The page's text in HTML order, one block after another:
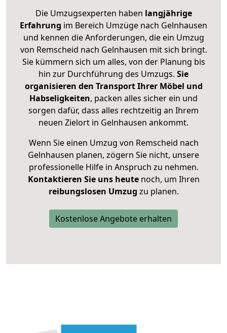
Die Umzugsexperten haben langjährige
Erfahrung im Bereich Umzüge nach Gelnhausen
und kennen die Anforderungen, die ein Umzug
von Remscheid nach Gelnhausen mit sich bringt.
Sie kümmern sich um alles, von der Planung bis
hin zur Durchführung des Umzugs. Sie
organisieren den Transport Ihrer Möbel und
Habseligkeiten, packen alles sicher ein und
sorgen dafür, dass alles rechtzeitig an Ihrem
neuen Zielort in Gelnhausen ankommt.
Wenn Sie einen Umzug von Remscheid nach
Gelnhausen planen, zögern Sie nicht, unsere
professionelle Hilfe in Anspruch zu nehmen.
Kontaktieren Sie uns heutenoch, um Ihren
reibungslosen Umzug zu planen.
Kostenlose Angebote erhalten